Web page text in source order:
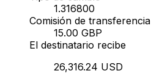
1.316800
Comisión de transferencia
15.00 GBP
El destinatario recibe
26,316.24 USD